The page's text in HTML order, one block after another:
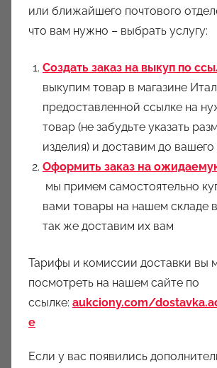
или ближайшего почтового
что вам нужно – выбрать услугу:
Создать заказ на выкуп по
выкупим товар в магазине
предоставленной ссылке на
товар (не забудьте указать
изделия) и доставим до
Оформить заказ на
мы примем самостоятельно
вами товары на нашем складе
так же доставим их вам
Тарифы и комиссии доставки вы
посмотреть на нашем сайте по
ссылке: aukciony.com/
e
Если у вас появились